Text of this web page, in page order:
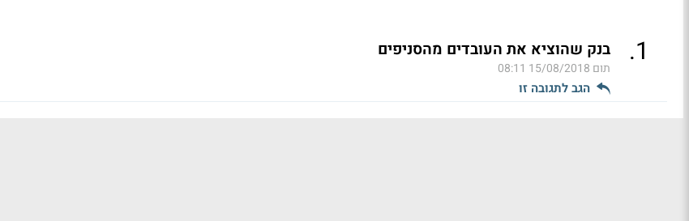
1
. בנק שהוציא את העובדים מהסניפים
תום 15/08/2018 08:11
הגב לתגובה זו